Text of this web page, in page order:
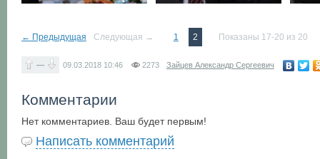
← Предыдущая Следующая → 1 2 Показаны 17-20 из 20
— 09.03.2018 10:46 2273 Зайцев Александр Сергеевич
Комментарии
Нет комментариев. Ваш будет первым!
Написать комментарий